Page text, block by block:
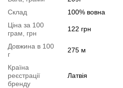
Склад
100% вовна
Ціна за 100
грам, грн
122 грн
Довжина в 100
г
275 м
Країна
реєстрації
бренду
Латвія